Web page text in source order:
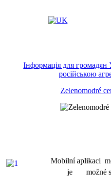
Інформація для громадян
російською
Zelenomodré
Mobilní aplikaci
je možné